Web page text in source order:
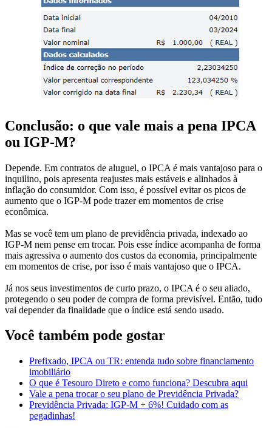
Conclusão: o que vale mais a pena IPCA
ou IGP-M?
Depende. Em contratos de aluguel, o IPCA é mais vantajoso para o
inquilino, pois apresenta reajustes mais estáveis e alinhados à
inflação do consumidor. Com isso, é possível evitar os picos de
aumento que o IGP-M pode trazer em momentos de crise
econômica.
Mas se você tem um plano de previdência privada, indexado ao
IGP-M nem pense em trocar. Pois esse índice acompanha de forma
mais agressiva o aumento dos custos da economia, principalmente
em momentos de crise, por isso é mais vantajoso que o IPCA.
Já nos seus investimentos de curto prazo, o IPCA é o seu aliado,
protegendo o seu poder de compra de forma previsível. Então, tudo
vai depender da finalidade que o índice está sendo usado.
Você também pode gostar
Prefixado, IPCA ou TR: entenda tudo sobre financiamento
imobiliário
O que é Tesouro Direto e como funciona? Descubra aqui
Vale a pena trocar o seu plano de Previdência Privada?
Previdência Privada: IGP-M + 6%! Cuidado com as
pegadinhas!